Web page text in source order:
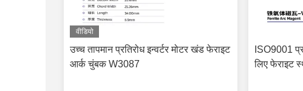
वीडियो
उच्च तापमान प्रतिरोध इन्वर्टर मोटर खंड फेराइट
आर्क चुंबक W3087
ISO9001
लिए फेराइट